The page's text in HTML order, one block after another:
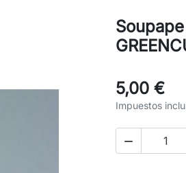
5,00 €
Impuestos
